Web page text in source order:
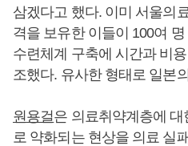
삼겠다고 했다. 이미 서울의
격을 보유한 이들이 100여
수련체계 구축에 시간과 비
조했다. 유사한 형태로 일본
원용걸은 의료취약계층에
로 약화되는 현상을 의료 실